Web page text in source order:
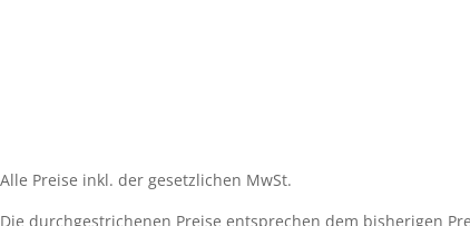
Alle Preise inkl. der gesetzlichen MwSt.
Die durchgestrichenen Preise entsprechen dem bisherigen